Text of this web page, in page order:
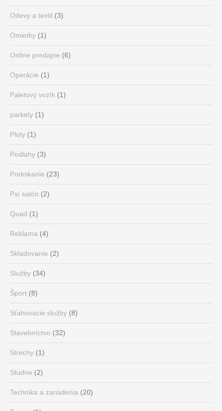
Odevy a textil (3)
Omietky (1)
Online predajne (6)
Operácie (1)
Paletový vozík (1)
parkety (1)
Ploty (1)
Podlahy (3)
Podnikanie (23)
Psí salón (2)
Quad (1)
Reklama (4)
Skladovanie (2)
Služby (34)
Šport (8)
Sťahovacie služby (8)
Stavebníctvo (32)
Strechy (1)
Studne (2)
Technika a zariadenia (20)